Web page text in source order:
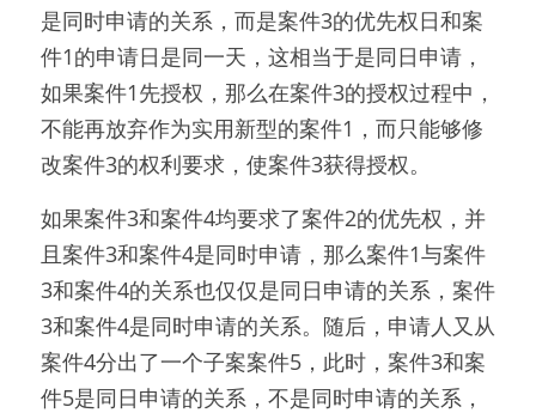
是同时申请的关系，而是案件3的优先权日和案
件1的申请日是同一天，这相当于是同日申请，
如果案件1先授权，那么在案件3的授权过程中，
不能再放弃作为实用新型的案件1，而只能够修
改案件3的权利要求，使案件3获得授权。
如果案件3和案件4均要求了案件2的优先权，并
且案件3和案件4是同时申请，那么案件1与案件
3和案件4的关系也仅仅是同日申请的关系，案件
3和案件4是同时申请的关系。随后，申请人又从
案件4分出了一个子案案件5，此时，案件3和案
件5是同日申请的关系，不是同时申请的关系，